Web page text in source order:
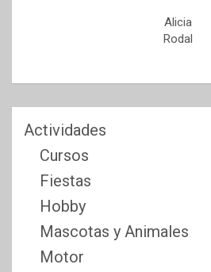
Alicia
Rodal
Actividades
Cursos
Fiestas
Hobby
Mascotas y Animales
Motor